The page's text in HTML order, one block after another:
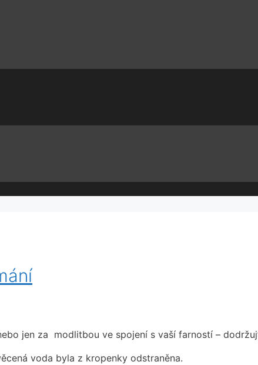
jen za modlitbou ve spojení s vaší farností –
voda byla z kropenky odstraněna.